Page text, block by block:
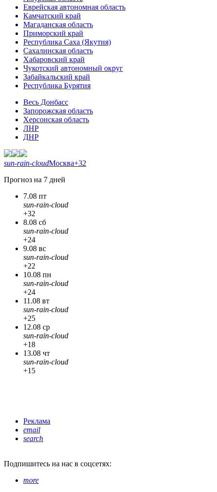
Еврейская автономная область
Камчатский край
Магаданская область
Приморский край
Республика Саха (Якутия)
Сахалинская область
Хабаровский край
Чукотский автономный округ
Забайкальский край
Республика Бурятия
Весь Донбасс
Запорожская область
Херсонская область
ЛНР
ДНР
sun-rain-cloudМосква+32
Прогноз на 7 дней
7.08 пт
sun-rain-cloud
+32
8.08 сб
sun-rain-cloud
+24
9.08 вс
sun-rain-cloud
+22
10.08 пн
sun-rain-cloud
+24
11.08 вт
sun-rain-cloud
+25
12.08 ср
sun-rain-cloud
+18
13.08 чт
sun-rain-cloud
+15
Реклама
email
search
Подпишитесь на нас в соцсетях:
more